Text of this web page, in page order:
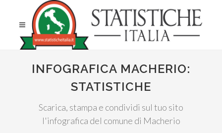
INFOGRAFICA MACHERIO:
STATISTICHE
Scarica, stampa e condividi sul tuo sito
l'infografica del comune di Macherio